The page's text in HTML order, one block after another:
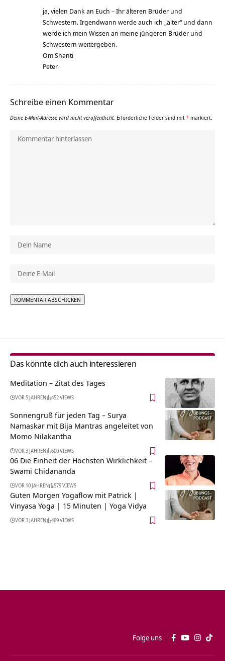
ja, vielen Dank an Euch – Ihr älteren Brüder und
Schwestern. Irgendwann werde auch ich „älter“ und dann
werde ich mein Wissen an meine jüngeren Brüder und
Schwestern weitergeben.
Om Shanti
Peter
Schreibe einen Kommentar
Deine E-Mail-Adresse wird nicht veröffentlicht. Erforderliche Felder sind mit * markiert.
Das könnte dich auch interessieren
Meditation – Zitat des Tages
VOR 5 JAHREN 452 VIEWS
Sonnengruß für jeden Tag – Surya
Namaskar mit Bija Mantras angeleitet von
Momo Nilakantha
VOR 3 JAHREN 600 VIEWS
06 Die Einheit der Höchsten Wirklichkeit –
Swami Chidananda
VOR 10 JAHREN 579 VIEWS
Guten Morgen Yogaflow mit Patrick |
Vinyasa Yoga | 15 Minuten | Yoga Vidya
VOR 3 JAHREN 469 VIEWS
Folge uns